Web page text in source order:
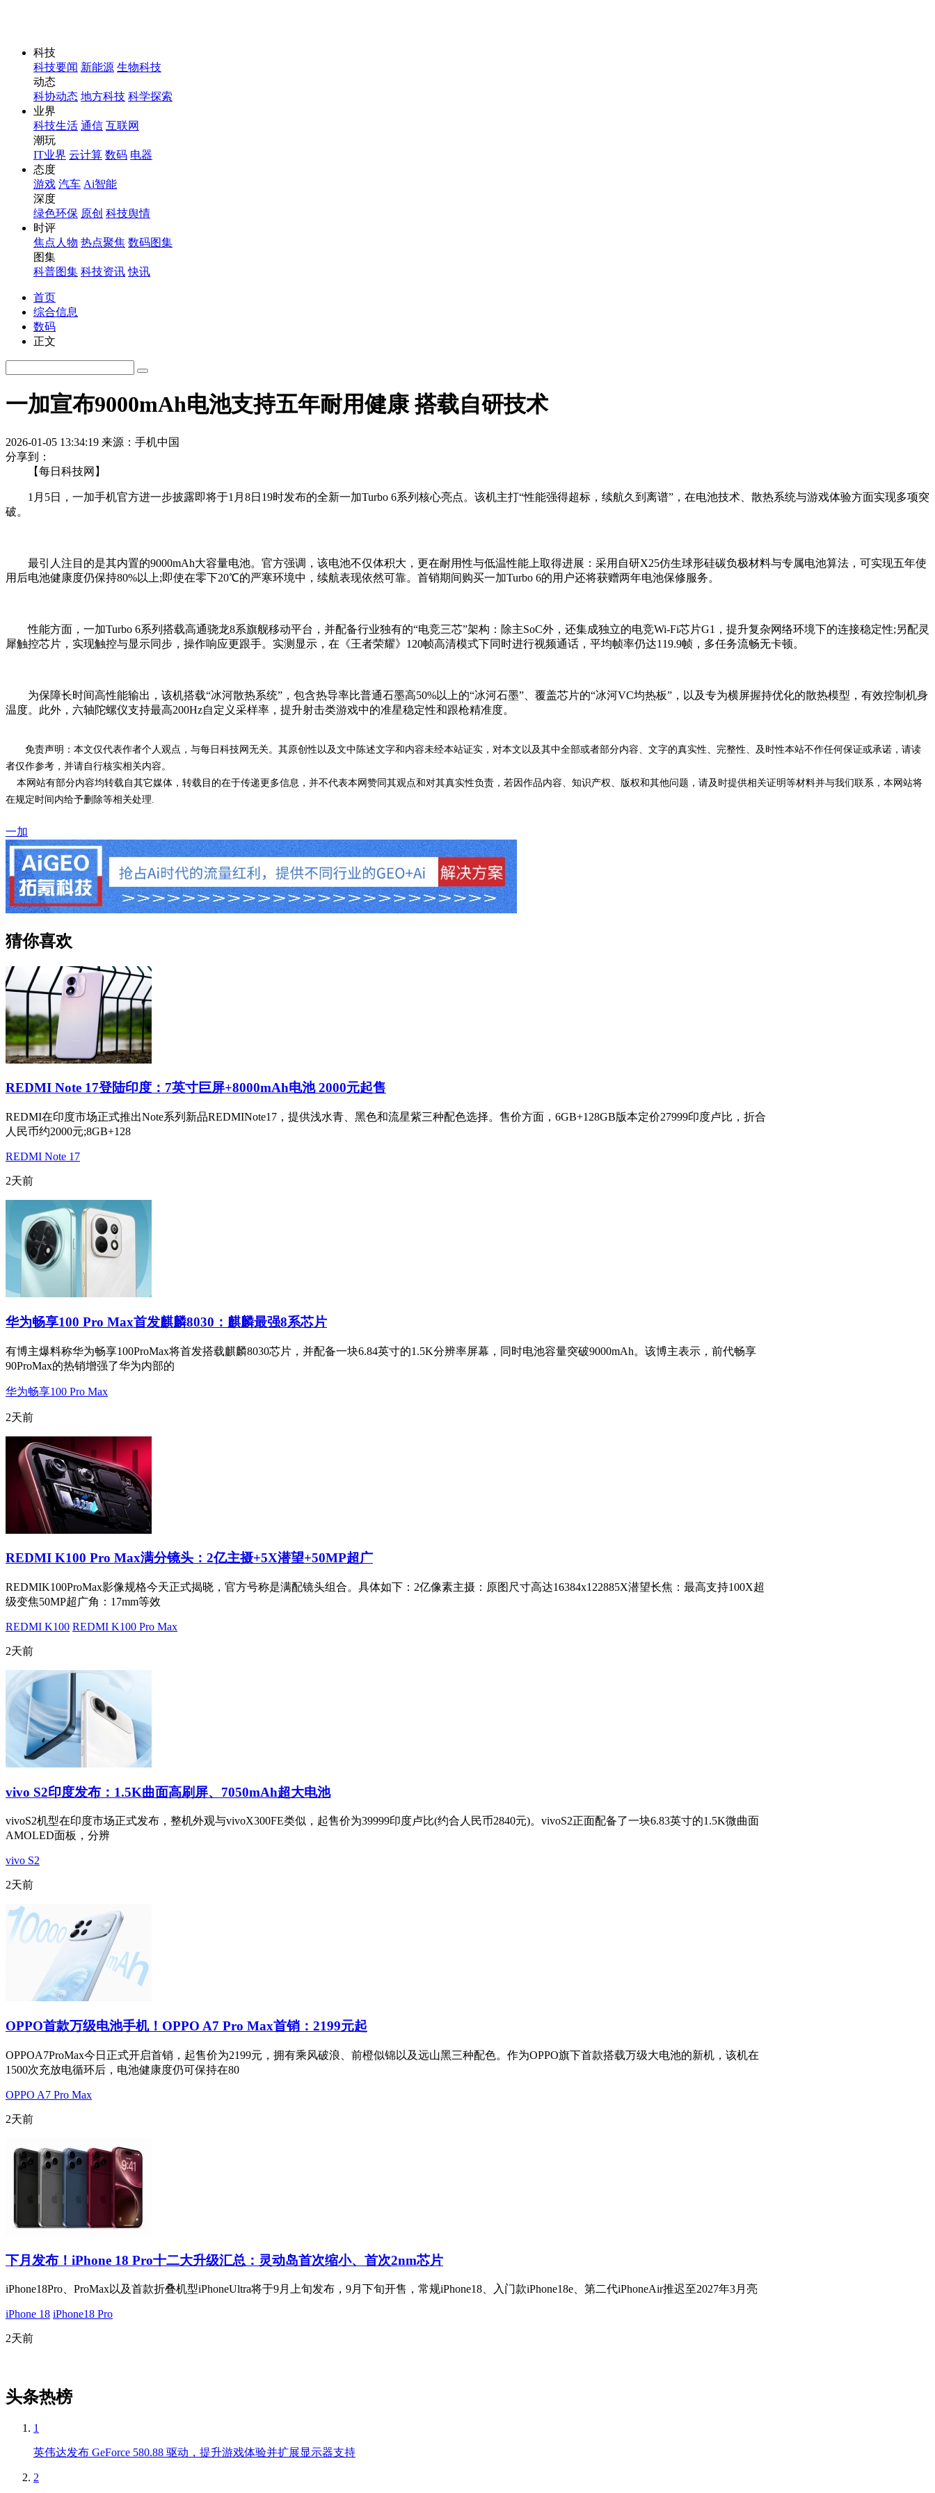
科技
科技要闻 新能源 生物科技
动态
科协动态 地方科技 科学探索
业界
科技生活 通信 互联网
潮玩
IT业界 云计算 数码 电器
态度
游戏 汽车 Ai智能
深度
绿色环保 原创 科技舆情
时评
焦点人物 热点聚焦 数码图集
图集
科普图集 科技资讯 快讯
首页
综合信息
数码
正文
一加宣布9000mAh电池支持五年耐用健康 搭载自研技术
2026-01-05 13:34:19 来源：手机中国
分享到：
【每日科技网】
1月5日，一加手机官方进一步披露即将于1月8日19时发布的全新一加Turbo 6系列核心亮点。该机主打“性能强得超标，续航久到离谱”，在电池技术、散热系统与游戏体验方面实现多项突
破。
最引人注目的是其内置的9000mAh大容量电池。官方强调，该电池不仅体积大，更在耐用性与低温性能上取得进展：采用自研X25仿生球形硅碳负极材料与专属电池算法，可实现五年使
用后电池健康度仍保持80%以上;即使在零下20℃的严寒环境中，续航表现依然可靠。首销期间购买一加Turbo 6的用户还将获赠两年电池保修服务。
性能方面，一加Turbo 6系列搭载高通骁龙8系旗舰移动平台，并配备行业独有的“电竞三芯”架构：除主SoC外，还集成独立的电竞Wi-Fi芯片G1，提升复杂网络环境下的连接稳定性;另配灵
犀触控芯片，实现触控与显示同步，操作响应更跟手。实测显示，在《王者荣耀》120帧高清模式下同时进行视频通话，平均帧率仍达119.9帧，多任务流畅无卡顿。
为保障长时间高性能输出，该机搭载“冰河散热系统”，包含热导率比普通石墨高50%以上的“冰河石墨”、覆盖芯片的“冰河VC均热板”，以及专为横屏握持优化的散热模型，有效控制机身
温度。此外，六轴陀螺仪支持最高200Hz自定义采样率，提升射击类游戏中的准星稳定性和跟枪精准度。
免责声明：本文仅代表作者个人观点，与每日科技网无关。其原创性以及文中陈述文字和内容未经本站证实，对本文以及其中全部或者部分内容、文字的真实性、完整性、及时性本站不作任何保证或承诺，请读
者仅作参考，并请自行核实相关内容。
本网站有部分内容均转载自其它媒体，转载目的在于传递更多信息，并不代表本网赞同其观点和对其真实性负责，若因作品内容、知识产权、版权和其他问题，请及时提供相关证明等材料并与我们联系，本网站将
在规定时间内给予删除等相关处理.
一加
猜你喜欢
REDMI Note 17登陆印度：7英寸巨屏+8000mAh电池 2000元起售
REDMI在印度市场正式推出Note系列新品REDMINote17，提供浅水青、黑色和流星紫三种配色选择。售价方面，6GB+128GB版本定价27999印度卢比，折合
人民币约2000元;8GB+128
REDMI Note 17
2天前
华为畅享100 Pro Max首发麒麟8030：麒麟最强8系芯片
有博主爆料称华为畅享100ProMax将首发搭载麒麟8030芯片，并配备一块6.84英寸的1.5K分辨率屏幕，同时电池容量突破9000mAh。该博主表示，前代畅享
90ProMax的热销增强了华为内部的
华为畅享100 Pro Max
2天前
REDMI K100 Pro Max满分镜头：2亿主摄+5X潜望+50MP超广
REDMIK100ProMax影像规格今天正式揭晓，官方号称是满配镜头组合。具体如下：2亿像素主摄：原图尺寸高达16384x122885X潜望长焦：最高支持100X超
级变焦50MP超广角：17mm等效
REDMI K100 REDMI K100 Pro Max
2天前
vivo S2印度发布：1.5K曲面高刷屏、7050mAh超大电池
vivoS2机型在印度市场正式发布，整机外观与vivoX300FE类似，起售价为39999印度卢比(约合人民币2840元)。vivoS2正面配备了一块6.83英寸的1.5K微曲面
AMOLED面板，分辨
vivo S2
2天前
OPPO首款万级电池手机！OPPO A7 Pro Max首销：2199元起
OPPOA7ProMax今日正式开启首销，起售价为2199元，拥有乘风破浪、前橙似锦以及远山黑三种配色。作为OPPO旗下首款搭载万级大电池的新机，该机在
1500次充放电循环后，电池健康度仍可保持在80
OPPO A7 Pro Max
2天前
下月发布！iPhone 18 Pro十二大升级汇总：灵动岛首次缩小、首次2nm芯片
iPhone18Pro、ProMax以及首款折叠机型iPhoneUltra将于9月上旬发布，9月下旬开售，常规iPhone18、入门款iPhone18e、第二代iPhoneAir推迟至2027年3月亮
iPhone 18 iPhone18 Pro
2天前
头条热榜
1
英伟达发布 GeForce 580.88 驱动，提升游戏体验并扩展显示器支持
2